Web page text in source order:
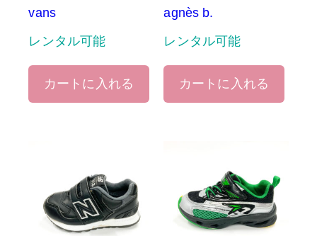
vans
レンタル可能
カートに入れる
agnès b.
レンタル可能
カートに入れる